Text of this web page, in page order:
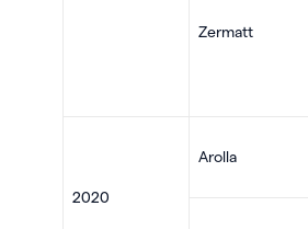
Zermatt
2020
Arolla